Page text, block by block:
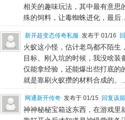
相关的趣味玩法，其中最有意思
殊的饲料，让毒蜘蛛进化，最后…
新开超变态传奇私服 发布于 01/16
火蚁这小怪，估计老鸟都不陌生
目标。刚入坑的时候，我没啥
仅能拿经验，还能爆出些打底的
就是靠刷火蚁攒的材料合成的。…
网通新开传奇 发布于 01/15 回复该
神神秘秘宝箱这东西，在游戏里